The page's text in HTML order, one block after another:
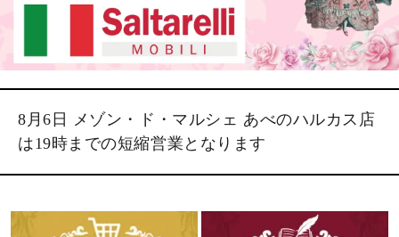
8月6日 メゾン・ド・マルシェ あべのハルカス店
は19時までの短縮営業となります